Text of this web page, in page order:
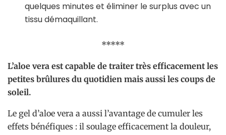
quelques minutes et éliminer le surplus avec un
tissu démaquillant.
*****
L’aloe vera est capable de traiter très efficacement les
petites brûlures du quotidien mais aussi les coups de
soleil.
Le gel d’aloe vera a aussi l’avantage de cumuler les
effets bénéfiques : il soulage efficacement la douleur,